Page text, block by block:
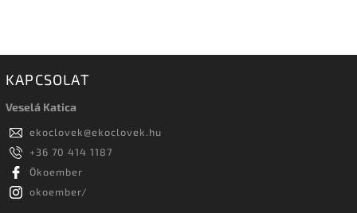
KAPCSOLAT
Veselá Katica
ekoclovek@ekoclovek.hu
+36 70 414 1187
Ökoember
okoember/